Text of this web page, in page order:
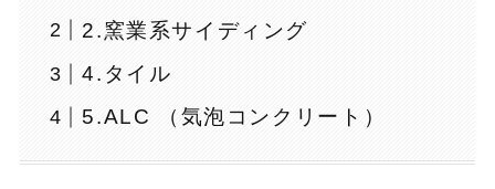
2.窯業系サイディング
4.タイル
5.ALC （気泡コンクリート）